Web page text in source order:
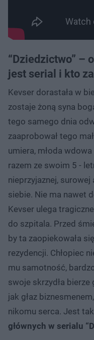
“Dziedzictwo” –
jest serial i kto
Kevser dorastała w
zostaje żoną syna
tego samego dnia
zaaprobował tego
umiera, młoda
razem ze swoim 5 -
nieprzyjaznej,
siebie. Nie ma nawet
Kevser ulega
do szpitala. Przed
by ta zaopiekowała
rezydencji. Chłopiec
mu samotność,
swoje skrzydła bierze
jak głaz
nikomu serca. Jest
głównych w serialu